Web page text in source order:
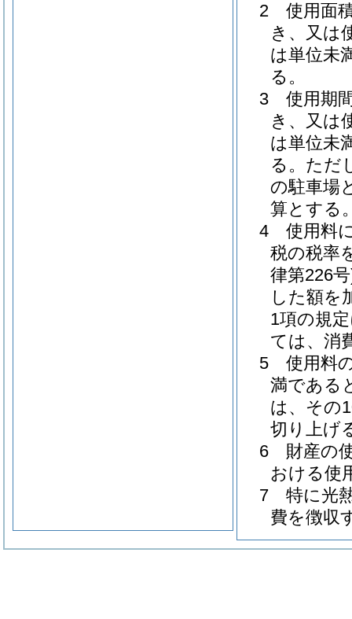
2 使用面
き、又は
は単位未
る。
3 使用期
き、又は
は単位未
る。ただ
の駐車場
算とする
4 使用料に
税の税率
律第226
した額を
1項の規
ては、消
5 使用料
満である
は、その
切り上げ
6 財産の
おける使
7 特に光
費を徴収